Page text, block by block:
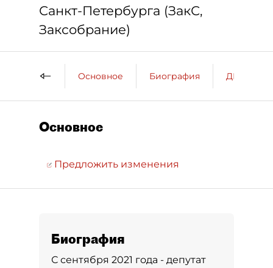
Санкт-Петербурга (ЗакС,
Заксобрание)
Основное Биография ДП о
Основное
Предложить изменения
Биография
С сентября 2021 года - депутат